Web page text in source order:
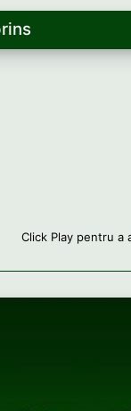
Click Play pentru a